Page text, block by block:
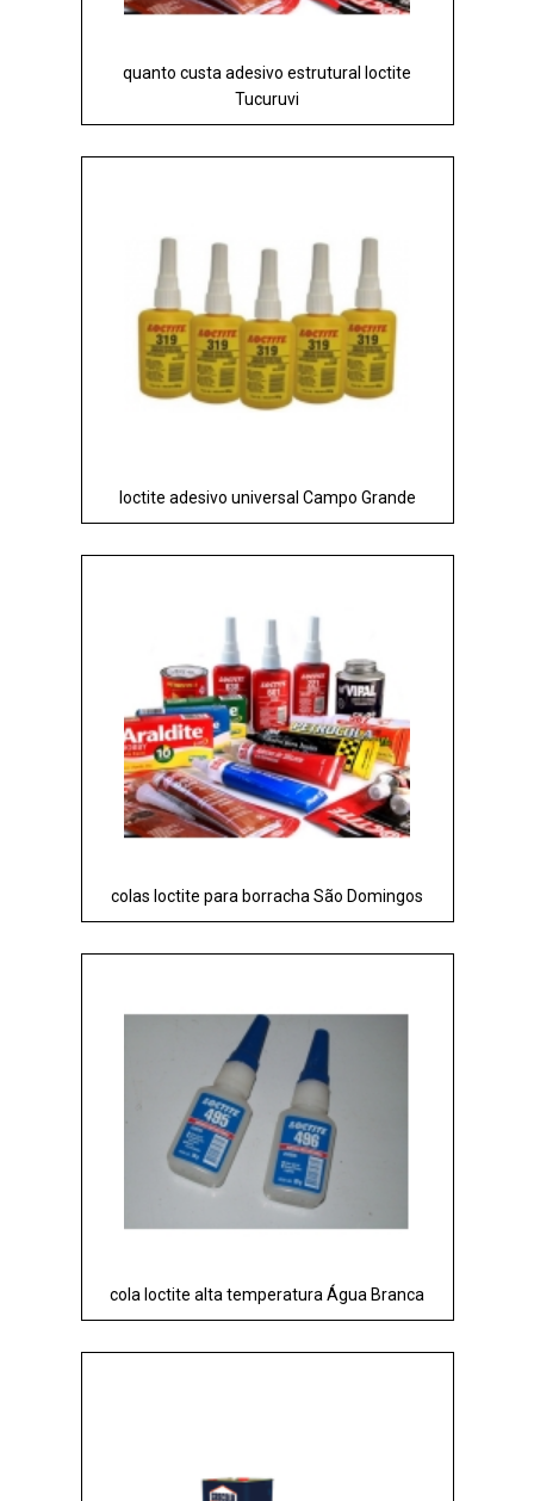
quanto custa adesivo estrutural loctite
Tucuruvi
loctite adesivo universal Campo Grande
colas loctite para borracha São Domingos
cola loctite alta temperatura Água Branca